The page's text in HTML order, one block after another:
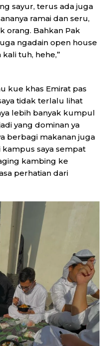
sayur, terus ada juga
ramai dan seru,
orang. Bahkan Pak
ngadain open house
tuh, hehe,”
kue khas Emirat pas
tidak terlalu lihat
lebih banyak kumpul
yang dominan ya
berbagi makanan juga
saya sempat
kambing ke
perhatian dari